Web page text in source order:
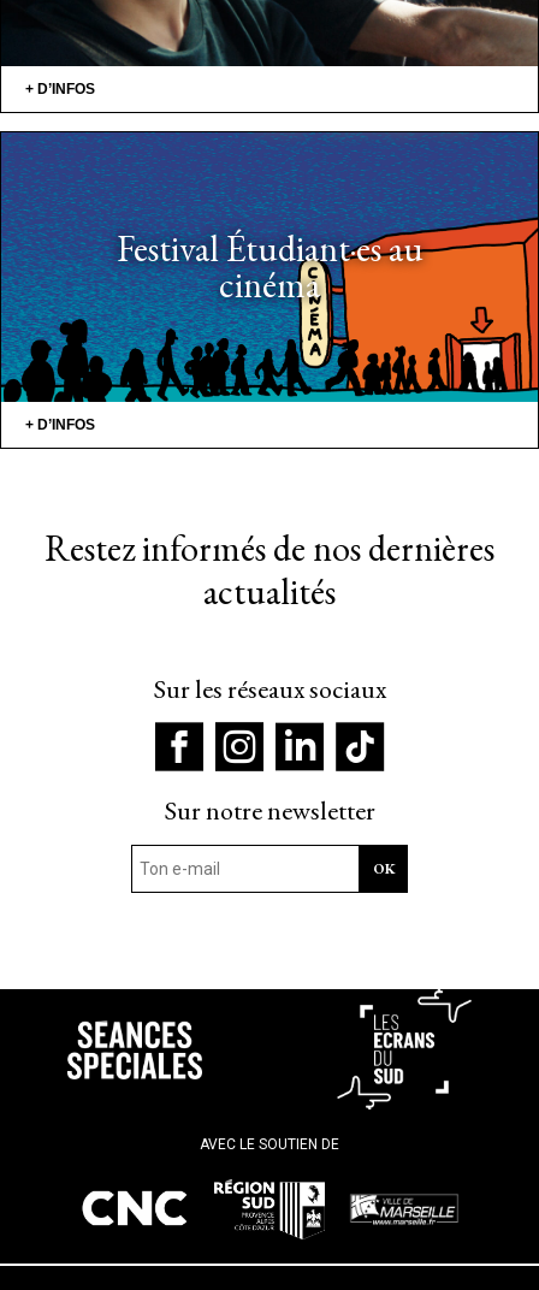
+ D’INFOS
Festival Étudiant·es au
cinéma
+ D’INFOS
Restez informés de nos dernières
actualités
Sur les réseaux sociaux
Sur notre newsletter
AVEC LE SOUTIEN DE